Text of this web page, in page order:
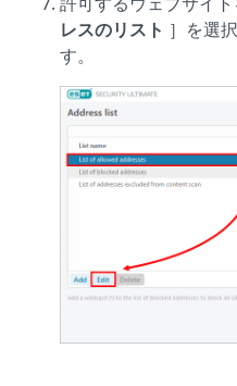
レスのリスト ］を選
す。